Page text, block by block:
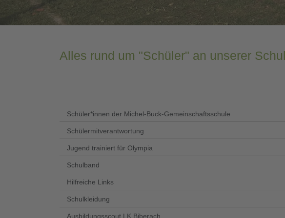
Alles rund um "Schüler" an unserer
Schüler*innen der Michel-Buck-Gemeinschaftsschule
Schülermitverantwortung
Jugend trainiert für Olympia
Schulband
Hilfreiche Links
Schulkleidung
Ausbildungsscout LK Biberach